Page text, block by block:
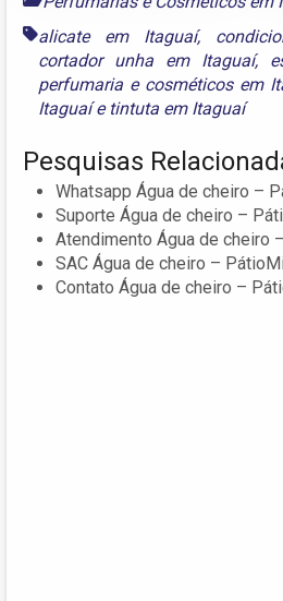
alicate em Itaguaí,
cortador unha em Itaguaí,
perfumaria e cosméticos em
Itaguaíe tintuta em Itaguaí
Pesquisas
Whatsapp Água de cheiro –
Suporte Água de cheiro –
Atendimento Água de cheiro
SAC Água de cheiro –
Contato Água de cheiro –